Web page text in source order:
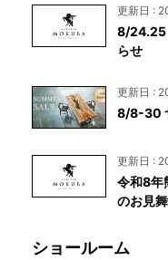
更新日 :
8/24.25
らせ
更新日 :
8/8-30
更新日 :
令和8年
のお見
ショールーム